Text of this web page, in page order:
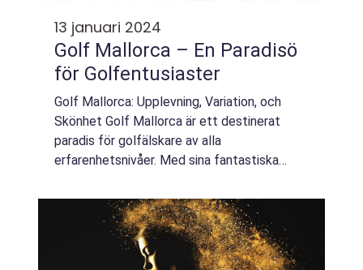
13 januari 2024
Golf Mallorca – En Paradisö
för Golfentusiaster
Golf Mallorca: Upplevning, Variation, och
Skönhet Golf Mallorca är ett destinerat
paradis för golfälskare av alla
erfarenhetsnivåer. Med sina fantastiska
omgivningar har den spanska ögruppen
Mallorca blivit ett av de...